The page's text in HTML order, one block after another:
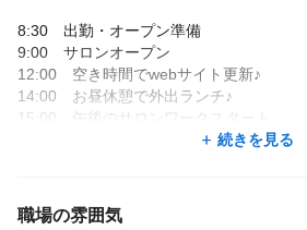
8:30 出勤・オープン準備
9:00 サロンオープン
12:00 空き時間でwebサイト更新♪
14:00 お昼休憩で外出ランチ♪
15:00 午後のサロンワークスタート
17:00 新商材のオンライン講習会に参加✏
続きを見る
職場の雰囲気